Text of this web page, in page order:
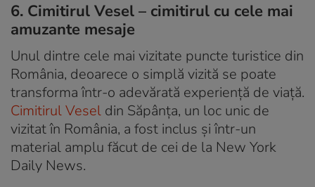
6. Cimitirul Vesel – cimitirul cu cele mai
amuzante mesaje
Unul dintre cele mai vizitate puncte turistice din
România, deoarece o simplă vizită se poate
transforma într-o adevărată experiență de viață.
Cimitirul Vesel din Săpânța, un loc unic de
vizitat în România, a fost inclus și într-un
material amplu făcut de cei de la New York
Daily News.